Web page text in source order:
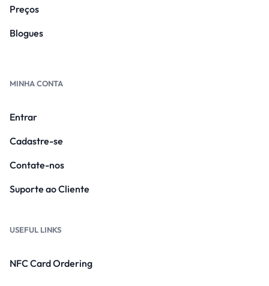
Preços
Blogues
MINHA CONTA
Entrar
Cadastre-se
Contate-nos
Suporte ao Cliente
USEFUL LINKS
NFC Card Ordering